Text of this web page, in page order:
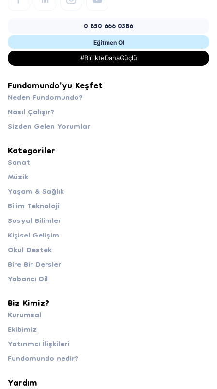
0 850 666 0386
Eğitmen Ol
#BirlikteDahaGüçlü
Fundomundo'yu Keşfet
Neden Fundomundo?
Nasıl Çalışır?
Sizden Gelen Yorumlar
Kategoriler
Sanat
Müzik
Yaşam & Sağlık
Bilim Teknoloji
Sosyal Bilimler
Kişisel Gelişim
Okul Destek
Bire Bir Dersler
Yabancı Dil
Biz Kimiz?
Kurumsal
Ekibimiz
Yatırımcı İlişkileri
Fundomundo nedir?
Yardım